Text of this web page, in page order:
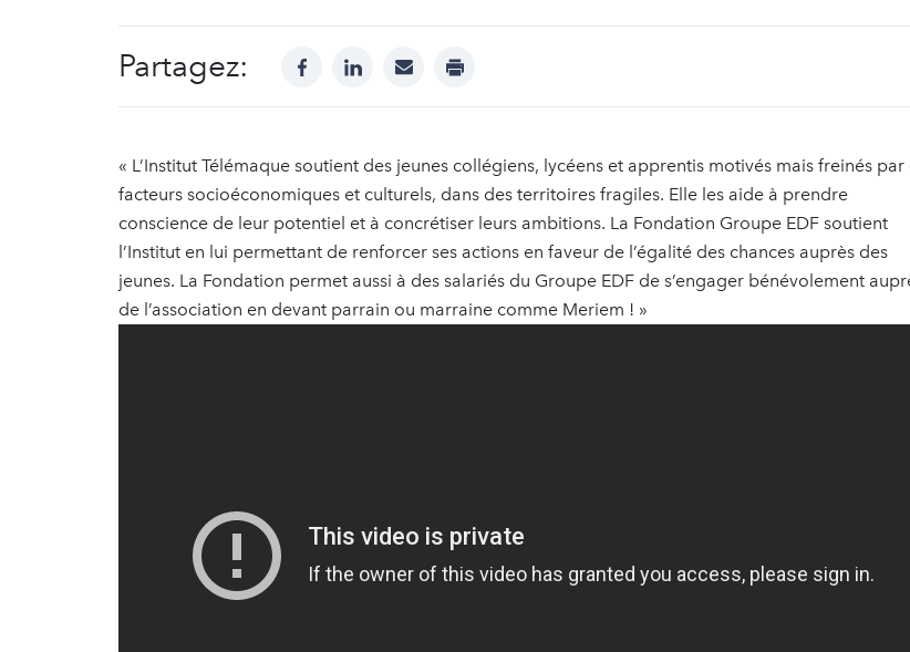
Partagez: facebooklinkedinmail print
« L’Institut Télémaque soutient des jeunes collégiens, lycéens et apprentis motivés mais freinés par
facteurs socioéconomiques et culturels, dans des territoires fragiles. Elle les aide à prendre
conscience de leur potentiel et à concrétiser leurs ambitions. La Fondation Groupe EDF soutient
l’Institut en lui permettant de renforcer ses actions en faveur de l’égalité des chances auprès des
jeunes. La Fondation permet aussi à des salariés du Groupe EDF de s’engager bénévolement
de l’association en devant parrain ou marraine comme Meriem ! »